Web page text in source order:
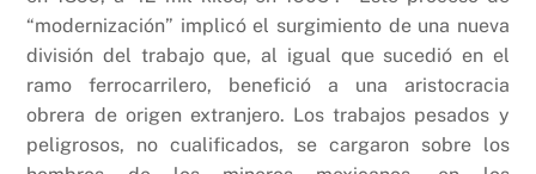
“modernización” implicó el surgimiento de una nueva
división del trabajo que, al igual que sucedió en el
ramo ferrocarrilero, benefició a una aristocracia
obrera de origen extranjero. Los trabajos pesados y
peligrosos, no cualificados, se cargaron sobre los